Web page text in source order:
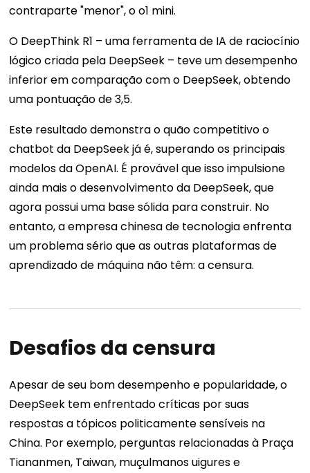
contraparte "menor", o o1 mini.
O DeepThink R1 – uma ferramenta de IA de raciocínio
lógico criada pela DeepSeek – teve um desempenho
inferior em comparação com o DeepSeek, obtendo
uma pontuação de 3,5.
Este resultado demonstra o quão competitivo o
chatbot da DeepSeek já é, superando os principais
modelos da OpenAI. É provável que isso impulsione
ainda mais o desenvolvimento da DeepSeek, que
agora possui uma base sólida para construir. No
entanto, a empresa chinesa de tecnologia enfrenta
um problema sério que as outras plataformas de
aprendizado de máquina não têm: a censura.
Desafios da censura
Apesar de seu bom desempenho e popularidade, o
DeepSeek tem enfrentado críticas por suas
respostas a tópicos politicamente sensíveis na
China. Por exemplo, perguntas relacionadas à Praça
Tiananmen, Taiwan, muçulmanos uigures e